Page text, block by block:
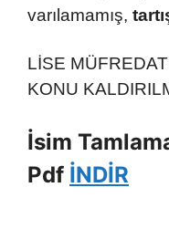
varılamamış,
LİSE
KONU
İsim
Pdf İNDİR